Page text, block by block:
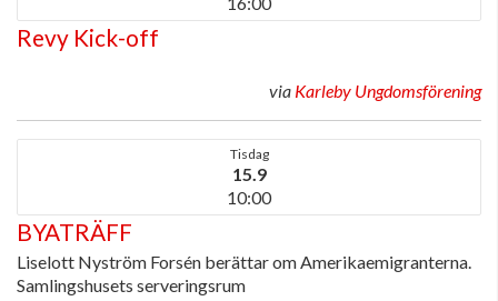
Revy Kick-off
via Karleby Ungdomsförening
Tisdag
15.9
10:00
BYATRÄFF
Liselott Nyström Forsén berättar om Amerikaemigranterna.
Samlingshusets serveringsrum